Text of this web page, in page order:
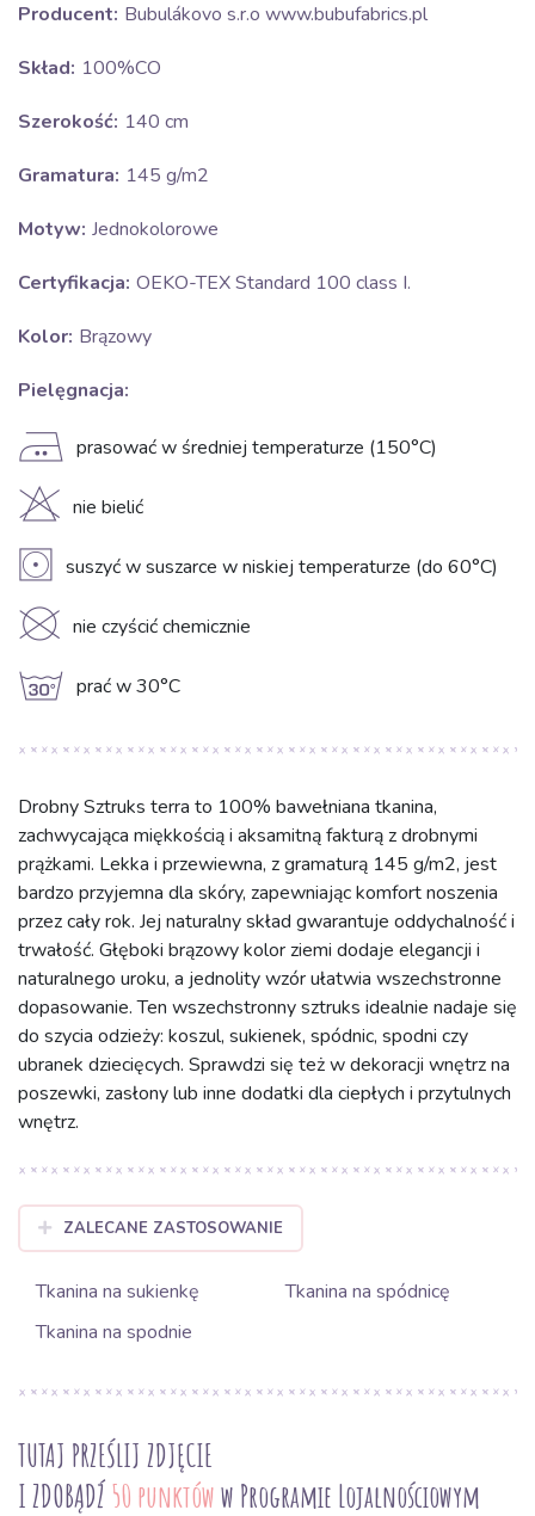
Producent: Bubulákovo s.r.o www.bubufabrics.pl
Skład: 100%CO
Szerokość: 140 cm
Gramatura: 145 g/m2
Motyw: Jednokolorowe
Certyfikacja: OEKO-TEX Standard 100 class I.
Kolor: Brązowy
Pielęgnacja:
E prasować w średniej temperaturze (150°C)
H nie bielić
V suszyć w suszarce w niskiej temperaturze (do 60°C)
K nie czyścić chemicznie
g prać w 30°C
Drobny Sztruks terra to 100% bawełniana tkanina,
zachwycająca miękkością i aksamitną fakturą z drobnymi
prążkami. Lekka i przewiewna, z gramaturą 145 g/m2, jest
bardzo przyjemna dla skóry, zapewniając komfort noszenia
przez cały rok. Jej naturalny skład gwarantuje oddychalność i
trwałość. Głęboki brązowy kolor ziemi dodaje elegancji i
naturalnego uroku, a jednolity wzór ułatwia wszechstronne
dopasowanie. Ten wszechstronny sztruks idealnie nadaje się
do szycia odzieży: koszul, sukienek, spódnic, spodni czy
ubranek dziecięcych. Sprawdzi się też w dekoracji wnętrz na
poszewki, zasłony lub inne dodatki dla ciepłych i przytulnych
wnętrz.
ZALECANE ZASTOSOWANIE
Tkanina na sukienkę
Tkanina na spódnicę
Tkanina na spodnie
TUTAJ PRZEŚLIJ ZDJĘCIE
I ZDOBĄDŹ 50 punktóww Programie Lojalnościowym